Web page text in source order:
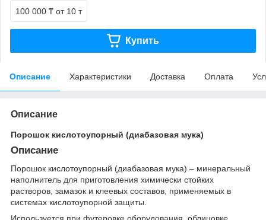
100 000 ₸ от 10 т
Купить
Описание Характеристики Доставка Оплата
Описание
Порошок кислотоупорный (диабазовая мука)
Описание
Порошок кислотоупорный (диабазовая мука) – минеральный
наполнитель для приготовления химически стойких
растворов, замазок и клеевых составов, применяемых в
системах кислотоупорной защиты.
Используется при футеровке оборудования, облицовке